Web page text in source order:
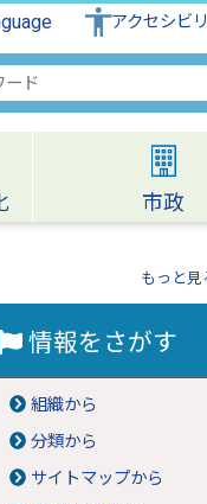
アクセシビ
市政
もっと見
情報をさがす
組織から
分類から
サイトマップから